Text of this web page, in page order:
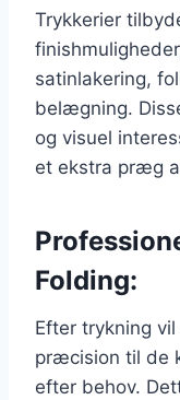
Trykkerier
satinlakering,
belægning.
og visuel
et ekstra præg
Folding:
Efter trykning
præcision til de
efter behov.